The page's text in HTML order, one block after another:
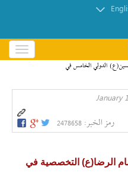
باز
و
کردن
الدولي الخامس في
رمز الخبر: 2478658
الرضا(ع) التخصصية في